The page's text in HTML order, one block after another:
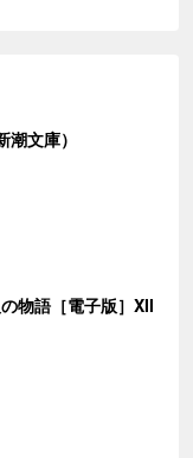
文庫）
物語［電子版］XII